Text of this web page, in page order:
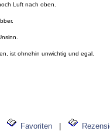
Luft nach oben.
ist ohnehin unwichtig und egal.
Favoriten